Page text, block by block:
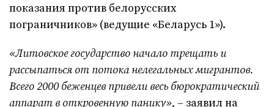
показания против белорусских
пограничников» (ведущие «Беларусь 1»).
«Литовское государство начало трещать и
рассыпаться от потока нелегальных мигрантов.
Всего 2000 беженцев привели весь бюрократический
аппарат в откровенную панику», – заявил на